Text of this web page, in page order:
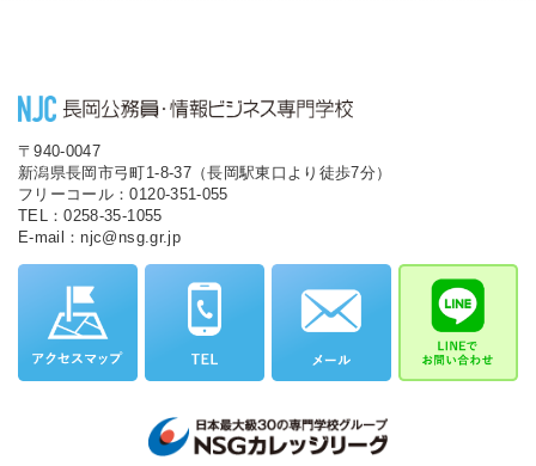
〒940-0047
新潟県長岡市弓町1-8-37（長岡駅東口より徒歩7分）
フリーコール：0120-351-055
TEL：0258-35-1055
E-mail：njc@nsg.gr.jp